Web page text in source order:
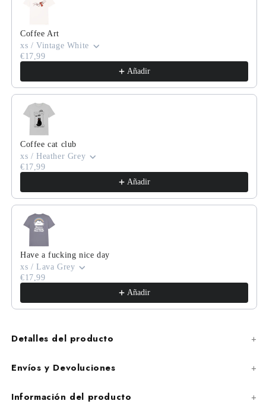
Coffee Art
xs / Vintage White
€17,99
Añadir
Coffee cat club
xs / Heather Grey
€17,99
Añadir
Have a fucking nice day
xs / Lava Grey
€17,99
Añadir
Detalles del producto
Envíos y Devoluciones
Información del producto